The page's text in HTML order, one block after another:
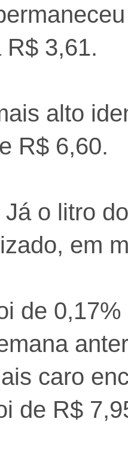
R$ 3,61.
alto
R$ 6,60.
o litro
em
de
caro
de R$